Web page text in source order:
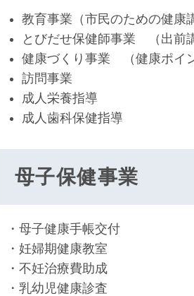
教育事業（市民のための健康
とびだせ保健師事業 （出前
健康づくり事業 （健康ポイ
訪問事業
成人栄養指導
成人歯科保健指導
母子保健事業
・母子健康手帳交付
・妊婦期健康教室
・不妊治療費助成
・乳幼児健康診査